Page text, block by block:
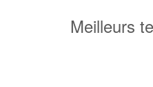
Meilleurs